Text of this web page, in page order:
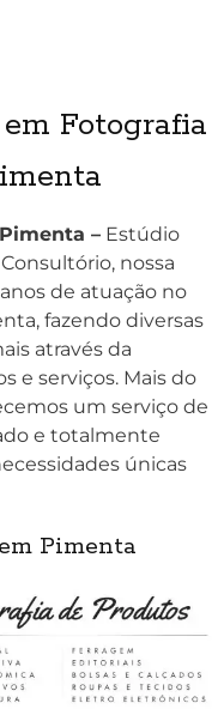
Fotografia
– Estúdio
nossa
de atuação no
fazendo diversas
através da
e serviços. Mais do
um serviço de
e totalmente
únicas
Pimenta